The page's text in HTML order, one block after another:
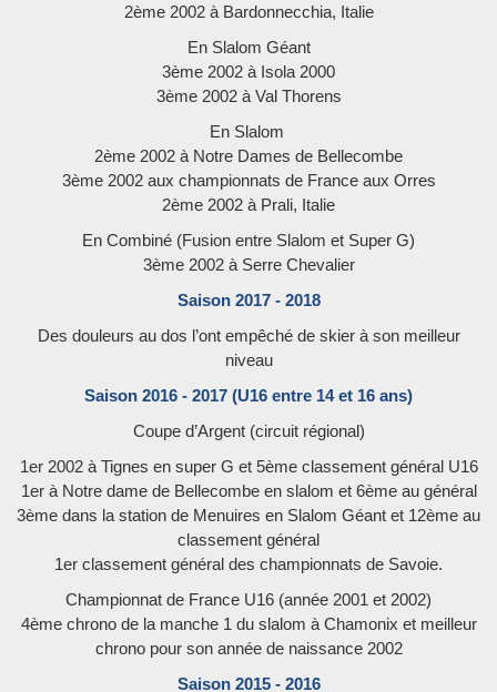
2ème 2002 à Bardonnecchia, Italie
En Slalom Géant
3ème 2002 à Isola 2000
3ème 2002 à Val Thorens
En Slalom
2ème 2002 à Notre Dames de Bellecombe
3ème 2002 aux championnats de France aux Orres
2ème 2002 à Prali, Italie
En Combiné (Fusion entre Slalom et Super G)
3ème 2002 à Serre Chevalier
Saison 2017 - 2018
Des douleurs au dos l’ont empêché de skier à son meilleur
niveau
Saison 2016 - 2017 (U16 entre 14 et 16 ans)
Coupe d’Argent (circuit régional)
1er 2002 à Tignes en super G et 5ème classement général U16
1er à Notre dame de Bellecombe en slalom et 6ème au général
3ème dans la station de Menuires en Slalom Géant et 12ème au
classement général
1er classement général des championnats de Savoie.
Championnat de France U16 (année 2001 et 2002)
4ème chrono de la manche 1 du slalom à Chamonix et meilleur
chrono pour son année de naissance 2002
Saison 2015 - 2016